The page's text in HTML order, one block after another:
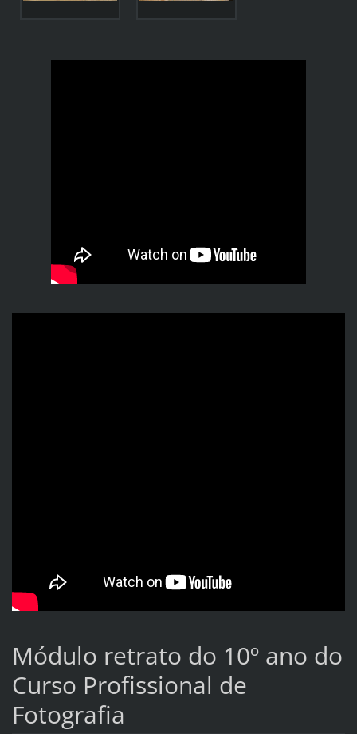
Módulo retrato do 10º ano do
Curso Profissional de
Fotografia